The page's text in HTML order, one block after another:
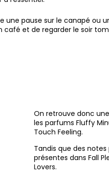
une pause sur le canapé ou
café et de regarder le soir
On retrouve donc
les parfums Fluffy
Touch Feeling.
Tandis que des
présentes dans Fall
Lovers.